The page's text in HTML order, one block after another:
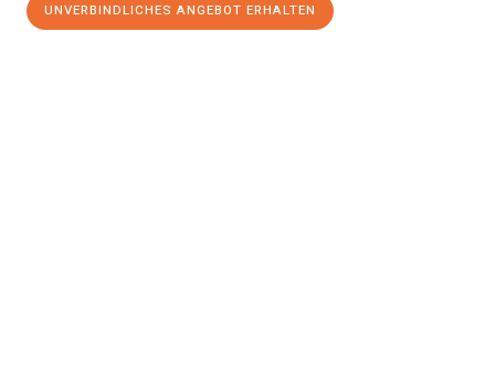
UNVERBINDLICHES ANGEBOT ERHALTEN